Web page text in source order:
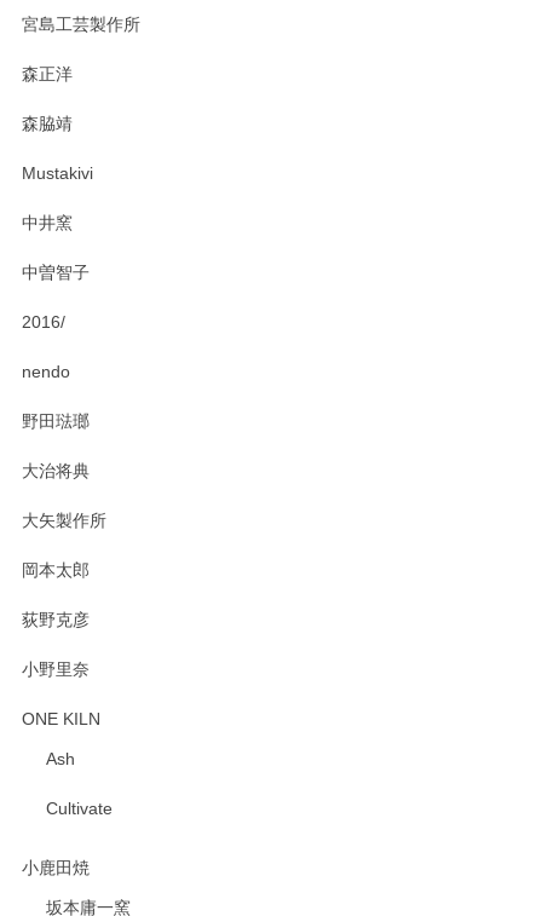
宮島工芸製作所
森正洋
森脇靖
Mustakivi
中井窯
中曽智子
2016/
nendo
野田琺瑯
大治将典
大矢製作所
岡本太郎
荻野克彦
小野里奈
ONE KILN
Ash
Cultivate
小鹿田焼
坂本庸一窯